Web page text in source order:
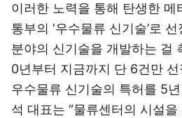
이러한 노력을 통해 탄생한 메
통부의 ‘우수물류 신기술’로
분야의 신기술을 개발하는 걸
0년부터 지금까지 단 6건만
우수물류 신기술의 특허를 5
석 대표는 “물류센터의 시설